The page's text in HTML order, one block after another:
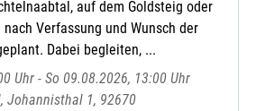
auf dem Goldsteig oder
Verfassung und Wunsch der
Dabei begleiten, ...
Uhr - So 09.08.2026, 13:00 Uhr
Johannisthal 1, 92670